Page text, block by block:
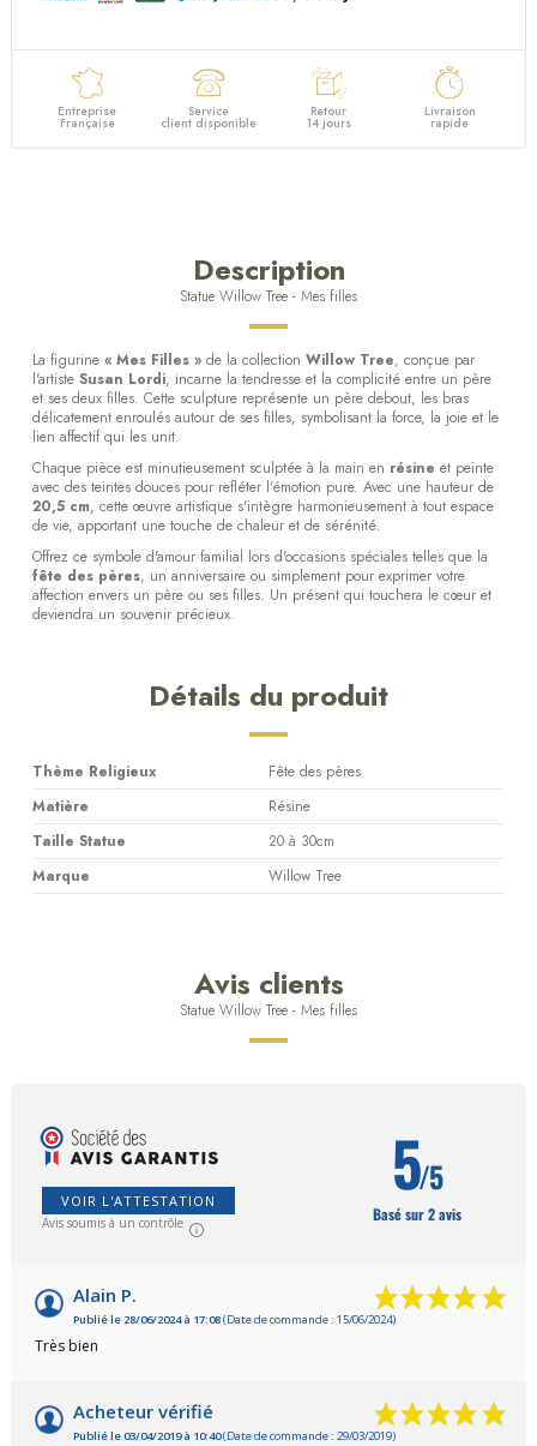
Entreprise
Française
Service
client disponible
Retour
14 jours
Livraison
rapide
Description
Statue Willow Tree - Mes filles
La figurine « Mes Filles » de la collection Willow Tree, conçue par
l'artiste Susan Lordi, incarne la tendresse et la complicité entre un père
et ses deux filles. Cette sculpture représente un père debout, les bras
délicatement enroulés autour de ses filles, symbolisant la force, la joie et le
lien affectif qui les unit.
Chaque pièce est minutieusement sculptée à la main en résine et peinte
avec des teintes douces pour refléter l'émotion pure. Avec une hauteur de
20,5 cm, cette œuvre artistique s'intègre harmonieusement à tout espace
de vie, apportant une touche de chaleur et de sérénité.
Offrez ce symbole d'amour familial lors d'occasions spéciales telles que la
fête des pères, un anniversaire ou simplement pour exprimer votre
affection envers un père ou ses filles. Un présent qui touchera le cœur et
deviendra un souvenir précieux.
Détails du produit
Thème Religieux
Fête des pères
Matière
Résine
Taille Statue
20 à 30cm
Marque
Willow Tree
Avis clients
Statue Willow Tree - Mes filles
VOIR L'ATTESTATION
Avis soumis à un contrôle
5/5
Basé sur 2 avis
Alain P.
Publié le 28/06/2024 à 17:08(Date de commande : 15/06/2024)
Très bien
Acheteur vérifié
Publié le 03/04/2019 à 10:40(Date de commande : 29/03/2019)